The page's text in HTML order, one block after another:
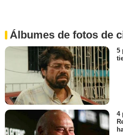
Álbumes de fotos de
5
4